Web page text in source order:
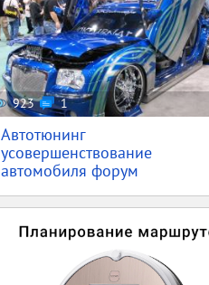
923 1
Автотюнинг
усовершенствование
автомобиля форум